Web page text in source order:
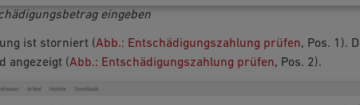
eingeben
ist storniert (Abb.: Entschädigungszahlung prüfen, Pos. 1).
angezeigt (Abb.: Entschädigungszahlung prüfen, Pos. 2).